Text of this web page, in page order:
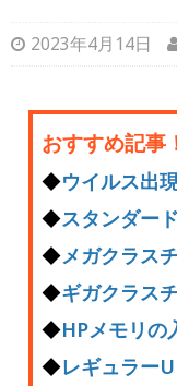
2023年4月14日
おすすめ記事
◆ウイルス出
◆スタンダー
◆メガクラス
◆ギガクラス
◆HPメモリの
◆レギュラー